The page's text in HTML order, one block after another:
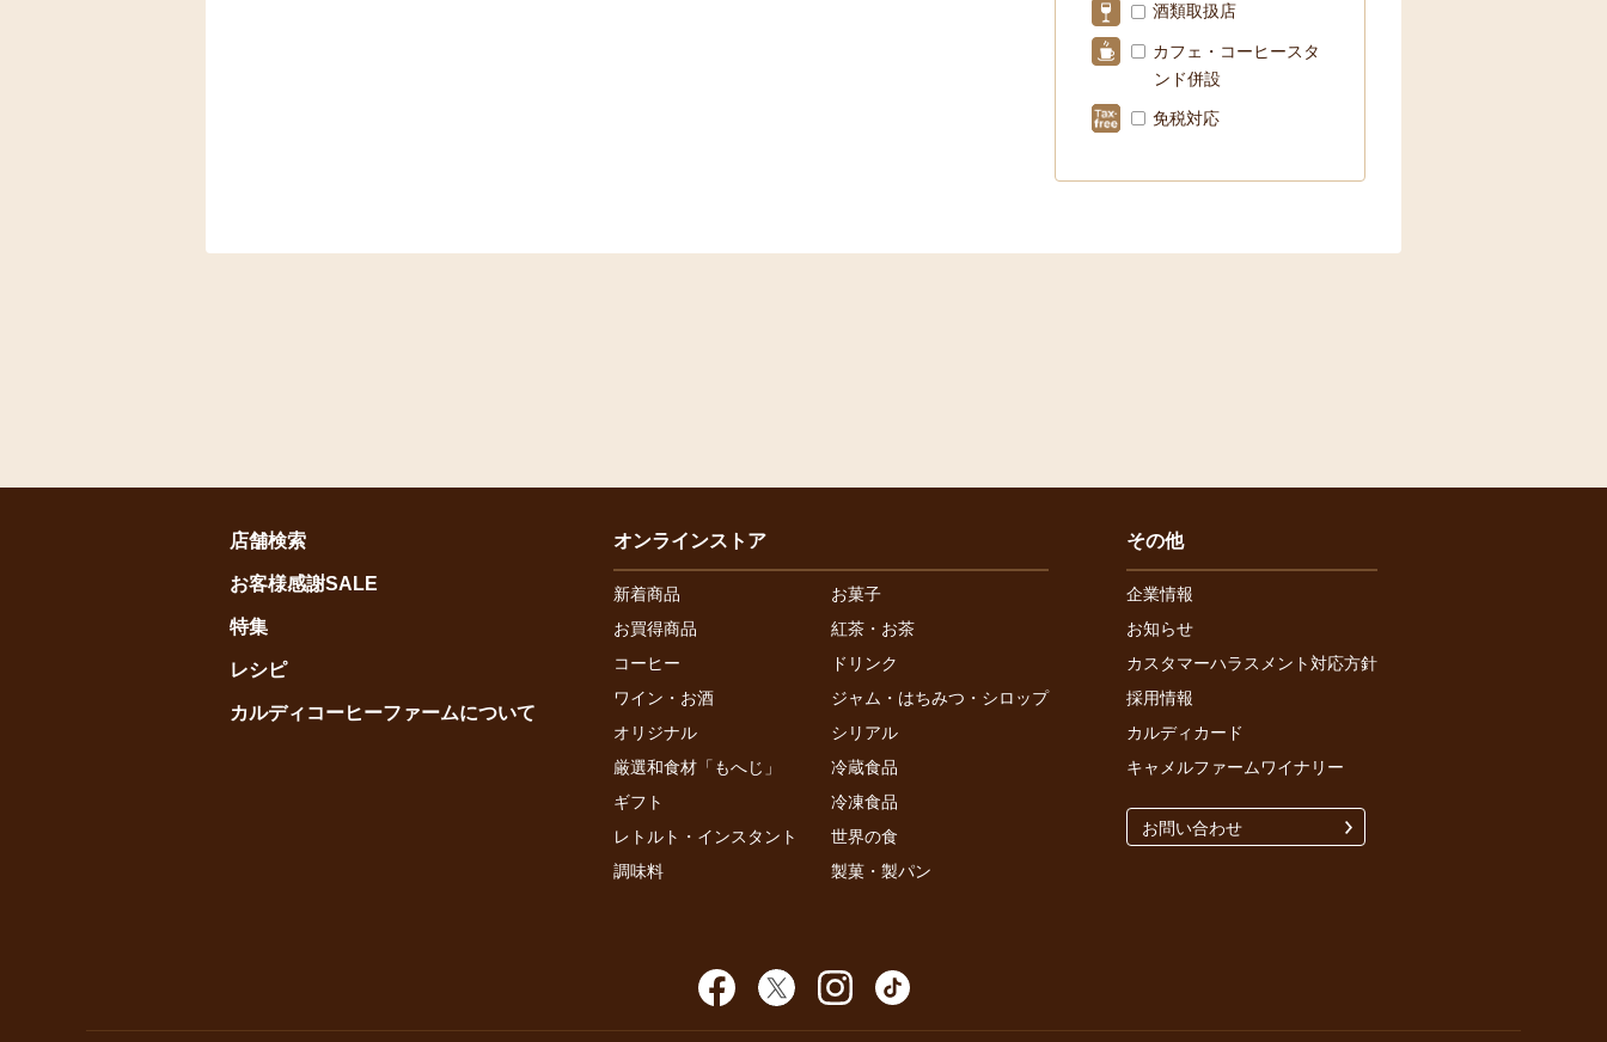
酒類取扱店
カフェ・コーヒースタ
ンド併設
免税対応
店舗検索
お客様感謝SALE
特集
レシピ
カルディコーヒーファームについて
オンラインストア
新着商品
お菓子
お買得商品
紅茶・お茶
コーヒー
ドリンク
ワイン・お酒
ジャム・はちみつ・シロップ
オリジナル
シリアル
厳選和食材「もへじ」
冷蔵食品
ギフト
冷凍食品
レトルト・インスタント
世界の食
調味料
製菓・製パン
その他
企業情報
お知らせ
カスタマーハラスメント対応方針
採用情報
カルディカード
キャメルファームワイナリー
お問い合わせ